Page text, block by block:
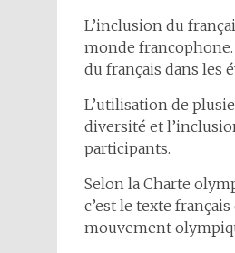
L’inclusion du
monde
du français dans les
L’utilisation de
diversité et
participants.
Selon la Charte
c’est le texte
mouvement